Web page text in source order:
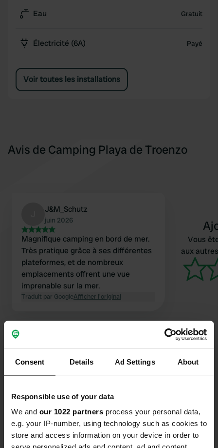
Consent Details Ad Settings About
Responsible use of your data
We and our 1022 partners process your personal data,
e.g. your IP-number, using technology such as cookies to
store and access information on your device in order to
Eau Gratuit
Électricité (6A) Payé
Voir toutes les installations
Avis de Camping Playa de Troenzo
J&M_Schutz
juin 2026
Magnifique camping en bord de mer.
Très pratique grâce à ses différentes
plateformes, et de nombreux
emplacements offrent une vue
imprenable sur la mer.
Traduit par GoogleAfficher l'original
Vous
aux
Contact
Emplacement
Lugar Celoriu 128
33595, Espagne
Copie
Coordonnées